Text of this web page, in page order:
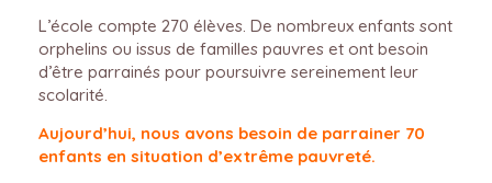
L’école compte 270 élèves. De nombreux enfants sont
orphelins ou issus de familles pauvres et ont besoin
d’être parrainés pour poursuivre sereinement leur
scolarité.
Aujourd’hui, nous avons besoin de parrainer 70
enfants en situation d’extrême pauvreté.